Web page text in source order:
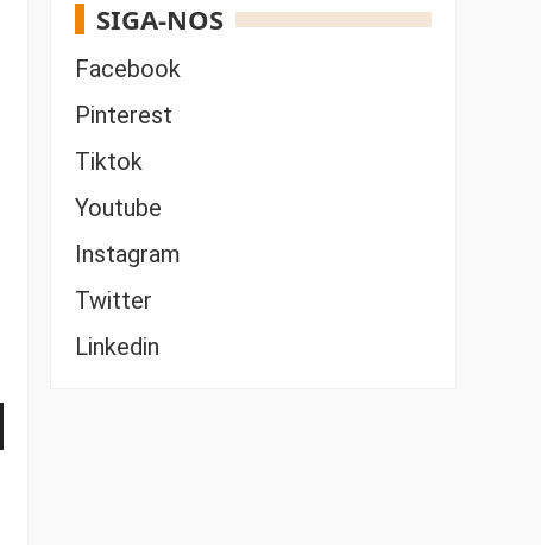
SIGA-NOS
Facebook
Pinterest
Tiktok
Youtube
Instagram
Twitter
Linkedin